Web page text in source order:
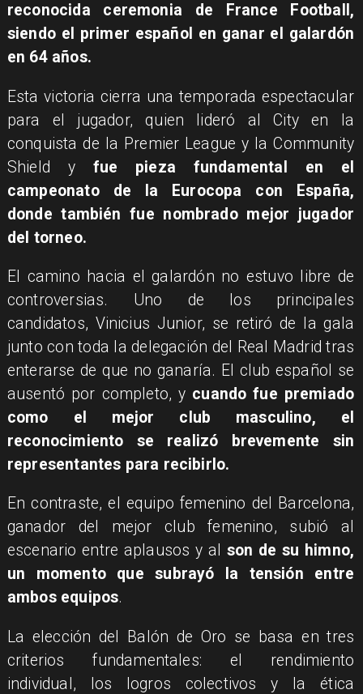
reconocida ceremonia de France Football,
siendo el primer español en ganar el galardón
en 64 años.
Esta victoria cierra una temporada espectacular
para el jugador, quien lideró al City en la
conquista de la Premier League y la Community
Shield y fue pieza fundamental en el
campeonato de la Eurocopa con España,
donde también fue nombrado mejor jugador
del torneo.
El camino hacia el galardón no estuvo libre de
controversias. Uno de los principales
candidatos, Vinicius Junior, se retiró de la gala
junto con toda la delegación del Real Madrid tras
enterarse de que no ganaría. El club español se
ausentó por completo, y cuando fue premiado
como el mejor club masculino, el
reconocimiento se realizó brevemente sin
representantes para recibirlo.
En contraste, el equipo femenino del Barcelona,
ganador del mejor club femenino, subió al
escenario entre aplausos y al son de su himno,
un momento que subrayó la tensión entre
ambos equipos.
La elección del Balón de Oro se basa en tres
criterios fundamentales: el rendimiento
individual, los logros colectivos y la ética